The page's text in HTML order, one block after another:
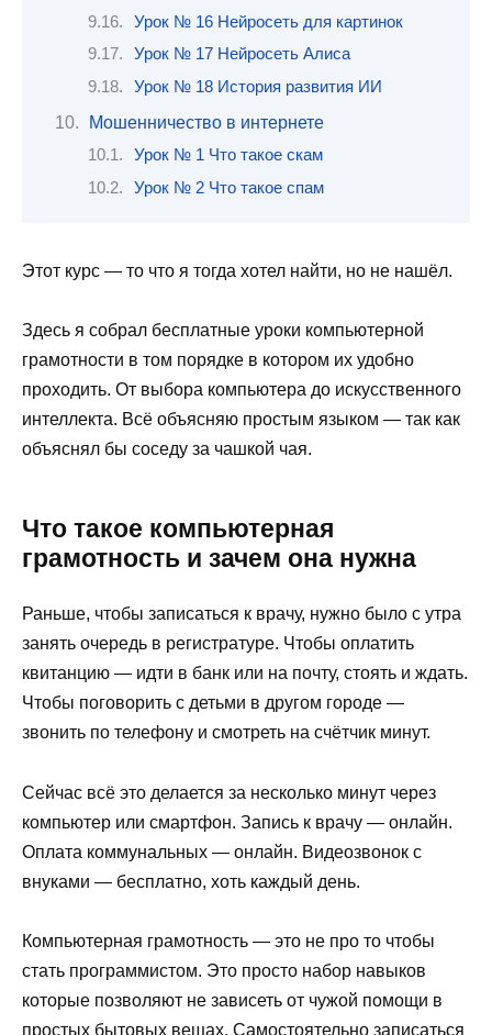
Урок № 16 Нейросеть для картинок
Урок № 17 Нейросеть Алиса
Урок № 18 История развития ИИ
Мошенничество в интернете
Урок № 1 Что такое скам
Урок № 2 Что такое спам
Этот курс — то что я тогда хотел найти, но не нашёл.
Здесь я собрал бесплатные уроки компьютерной
грамотности в том порядке в котором их удобно
проходить. От выбора компьютера до искусственного
интеллекта. Всё объясняю простым языком — так как
объяснял бы соседу за чашкой чая.
Что такое компьютерная
грамотность и зачем она нужна
Раньше, чтобы записаться к врачу, нужно было с утра
занять очередь в регистратуре. Чтобы оплатить
квитанцию — идти в банк или на почту, стоять и ждать.
Чтобы поговорить с детьми в другом городе —
звонить по телефону и смотреть на счётчик минут.
Сейчас всё это делается за несколько минут через
компьютер или смартфон. Запись к врачу — онлайн.
Оплата коммунальных — онлайн. Видеозвонок с
внуками — бесплатно, хоть каждый день.
Компьютерная грамотность — это не про то чтобы
стать программистом. Это просто набор навыков
которые позволяют не зависеть от чужой помощи в
простых бытовых вещах. Самостоятельно записаться